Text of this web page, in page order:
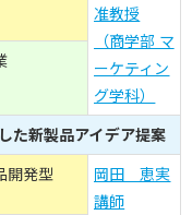
准教授
（商学部 マ
ーケティン
グ学科）
た新製品アイデア提案
開発型
岡田 恵実
講師